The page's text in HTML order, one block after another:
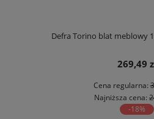
Defra Torino blat meblowy
269,49
Cena regularna:
Najniższa cena:
-18%